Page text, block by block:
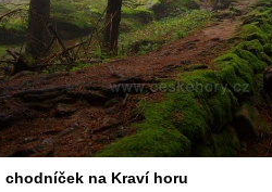
chodníček na Kraví horu